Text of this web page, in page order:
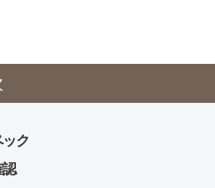
ク
認